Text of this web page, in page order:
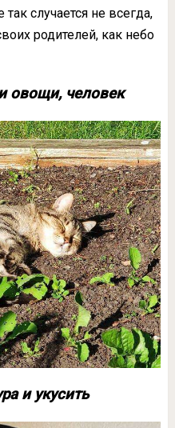
случается не всегда,
родителей, как небо
овощи, человек
и укусить